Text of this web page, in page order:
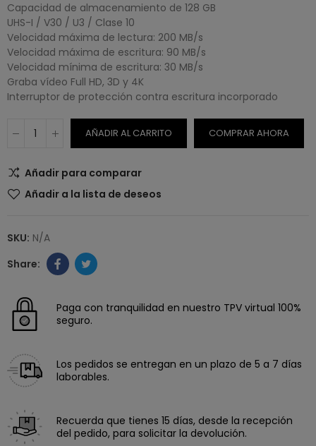
Capacidad de almacenamiento de 128 GB
UHS-I / V30 / U3 / Clase 10
Velocidad máxima de lectura: 200 MB/s
Velocidad máxima de escritura: 90 MB/s
Velocidad mínima de escritura: 30 MB/s
Graba vídeo Full HD, 3D y 4K
Interruptor de protección contra escritura incorporado
AÑADIR AL CARRITO COMPRAR AHORA
Añadir para comparar
Añadir a la lista de deseos
SKU: N/A
Paga con tranquilidad en nuestro TPV virtual 100%
seguro.
Los pedidos se entregan en un plazo de 5 a 7 días
laborables.
Recuerda que tienes 15 días, desde la recepción
del pedido, para solicitar la devolución.